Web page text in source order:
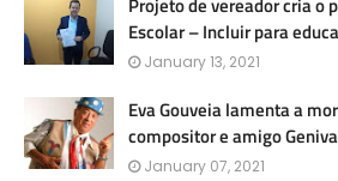
Escolar – Incluir para
January 13, 2021
Eva Gouveia lamenta a
compositor e amigo
January 07, 2021